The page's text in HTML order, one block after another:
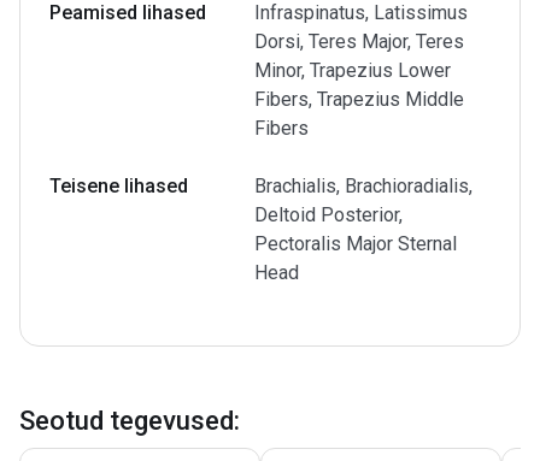
Peamised lihased
Infraspinatus, Latissimus
Dorsi, Teres Major, Teres
Minor, Trapezius Lower
Fibers, Trapezius Middle
Fibers
Teisene lihased
Brachialis, Brachioradialis,
Deltoid Posterior,
Pectoralis Major Sternal
Head
Seotud tegevused: